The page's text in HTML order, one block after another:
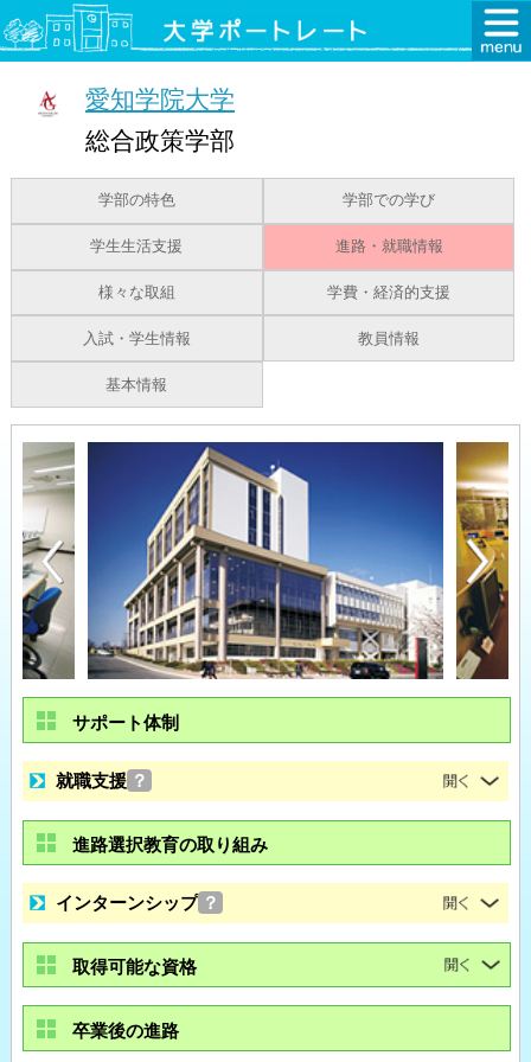
愛知学院大学
総合政策学部
学部の特色 学部での学び
学生生活支援 進路・就職情報
様々な取組 学費・経済的支援
入試・学生情報 教員情報
基本情報
サポート体制
就職支援 ？
進路選択教育の取り組み
インターンシップ ？
取得可能な資格
卒業後の進路